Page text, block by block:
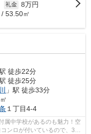
礼金 8万円
53.50㎡
徒歩22分
徒歩25分
」駅 徒歩33分
１丁目4-4
属中学校があるのも魅力！空
ンロが付いているので、3つ